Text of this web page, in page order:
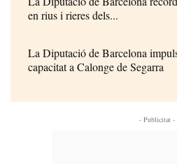
en rius i rieres dels...
La Diputació de Barcelona
capacitat a Calonge de Segarra
- Publicitat -